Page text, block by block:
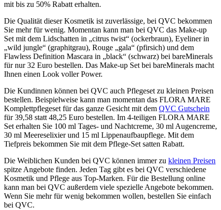
mit bis zu 50% Rabatt erhalten.
Die Qualität dieser Kosmetik ist zuverlässige, bei QVC bekommen
Sie mehr für wenig. Momentan kann man bei QVC das Make-up
Set mit dem Lidschatten in „citrus twist“ (ockerbraun), Eyeliner in
„wild jungle“ (graphitgrau), Rouge „gala“ (pfirsich) und dem
Flawless Definition Mascara in „black“ (schwarz) bei bareMinerals
für nur 32 Euro bestellen. Das Make-up Set bei bareMinerals macht
Ihnen einen Look voller Power.
Die Kundinnen können bei QVC auch Pflegeset zu kleinen Preisen
bestellen. Beispielweise kann man momentan das FLORA MARE
Komplettpflegeset für das ganze Gesicht mit dem QVC Gutschein
für 39,58 statt 48,25 Euro bestellen. Im 4-teiligen FLORA MARE
Set erhalten Sie 100 ml Tages- und Nachtcreme, 30 ml Augencreme,
30 ml Meereselixier und 15 ml Lippenaufbaupflege. Mit dem
Tiefpreis bekommen Sie mit dem Pflege-Set satten Rabatt.
Die Weiblichen Kunden bei QVC können immer zu kleinen Preisen
spitze Angebote finden. Jeden Tag gibt es bei QVC verschiedene
Kosmetik und Pflege aus Top-Marken. Für die Bestellung online
kann man bei QVC außerdem viele spezielle Angebote bekommen.
Wenn Sie mehr für wenig bekommen wollen, bestellen Sie einfach
bei QVC.